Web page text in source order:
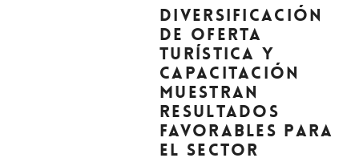
DIVERSIFICACIÓN
DE OFERTA
TURÍSTICA Y
CAPACITACIÓN
MUESTRAN
RESULTADOS
FAVORABLES PARA
EL SECTOR